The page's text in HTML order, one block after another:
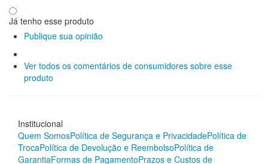
Já tenho esse produto
Publique sua opinião
Ver todos os comentários de consumidores sobre esse
produto
Institucional
Quem SomosPolítica de Segurança e PrivacidadePolítica de
TrocaPolítica de Devolução e ReembolsoPolítica de
GarantiaFormas de PagamentoPrazos e Custos de